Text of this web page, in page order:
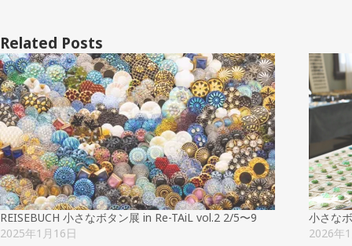
Related Posts
REISEBUCH 小さなボタン展 in Re-TAiL vol.2 2/5〜9
2025年1月16日
小さな
2026年